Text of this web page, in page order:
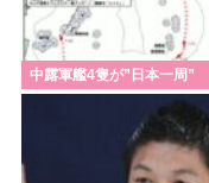
半身を露出した
犯逮捕 札幌
鬼って船で難破
れいわ新選組、
【高市】福岡の
中露軍艦4隻が”日本一周”